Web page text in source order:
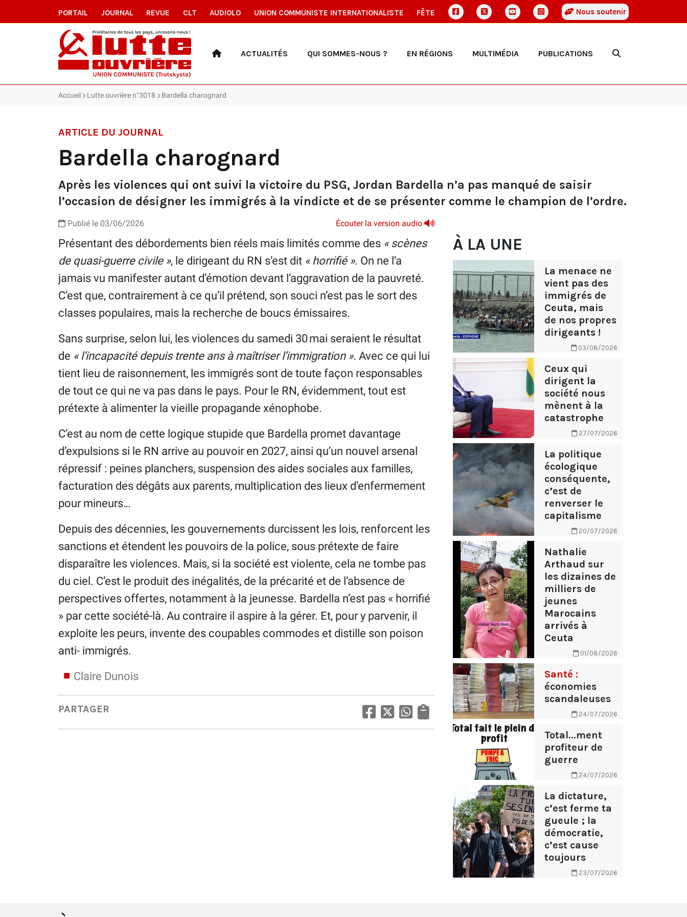
PORTAIL JOURNAL REVUE CLT AUDIOLO UNION COMMUNISTE INTERNATIONALISTE FÊTE Nous soutenir
ACTUALITÉS QUI SOMMES-NOUS ? EN RÉGIONS MULTIMÉDIA PUBLICATIONS
Accueil Lutte ouvrière n°3018 Bardella charognard
ARTICLE DU JOURNAL
Bardella charognard
Après les violences qui ont suivi la victoire du PSG, Jordan Bardella n’a pas manqué de saisir
l’occasion de désigner les immigrés à la vindicte et de se présenter comme le champion de l’ordre.
Publié le 03/06/2026 Écouter la version audio
Présentant des débordements bien réels mais limités comme des « scènes
de quasi-guerre civile », le dirigeant du RN s’est dit « horrifié ». On ne l’a
jamais vu manifester autant d’émotion devant l’aggravation de la pauvreté.
C’est que, contrairement à ce qu’il prétend, son souci n’est pas le sort des
classes populaires, mais la recherche de boucs émissaires.
Sans surprise, selon lui, les violences du samedi 30 mai seraient le résultat
de « l’incapacité depuis trente ans à maîtriser l’immigration ». Avec ce qui lui
tient lieu de raisonnement, les immigrés sont de toute façon responsables
de tout ce qui ne va pas dans le pays. Pour le RN, évidemment, tout est
prétexte à alimenter la vieille propagande xénophobe.
C’est au nom de cette logique stupide que Bardella promet davantage
d’expulsions si le RN arrive au pouvoir en 2027, ainsi qu’un nouvel arsenal
répressif : peines planchers, suspension des aides sociales aux familles,
facturation des dégâts aux parents, multiplication des lieux d’enfermement
pour mineurs…
Depuis des décennies, les gouvernements durcissent les lois, renforcent les
sanctions et étendent les pouvoirs de la police, sous prétexte de faire
disparaître les violences. Mais, si la société est violente, cela ne tombe pas
du ciel. C’est le produit des inégalités, de la précarité et de l’absence de
perspectives offertes, notamment à la jeunesse. Bardella n’est pas « horrifié
» par cette société-là. Au contraire il aspire à la gérer. Et, pour y parvenir, il
exploite les peurs, invente des coupables commodes et distille son poison
anti- immigrés.
Claire Dunois
PARTAGER
À LA UNE
La menace ne
vient pas des
immigrés de
Ceuta, mais
de nos propres
dirigeants !
03/08/2026
Ceux qui
dirigent la
société nous
mènent à la
catastrophe
27/07/2026
La politique
écologique
conséquente,
c’est de
renverser le
capitalisme
20/07/2026
Nathalie
Arthaud sur
les dizaines de
milliers de
jeunes
Marocains
arrivés à
Ceuta
01/08/2026
Santé :
économies
scandaleuses
24/07/2026
Total...ment
profiteur de
guerre
24/07/2026
La dictature,
c’est ferme ta
gueule ; la
démocratie,
c’est cause
toujours
23/07/2026